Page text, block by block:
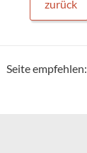
zurück
Seite empfehlen: